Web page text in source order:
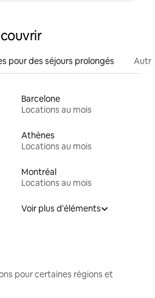
pour des séjours prolongés
Barcelone
Locations au mois
Athènes
Locations au mois
Montréal
Locations au mois
Voir plus d'éléments
pour certaines régions et